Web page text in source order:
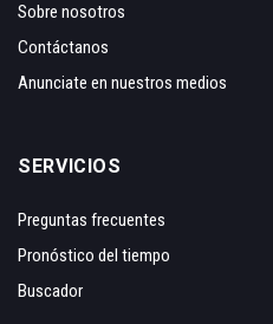
Sobre nosotros
Contáctanos
Anunciate en nuestros medios
SERVICIOS
Preguntas frecuentes
Pronóstico del tiempo
Buscador